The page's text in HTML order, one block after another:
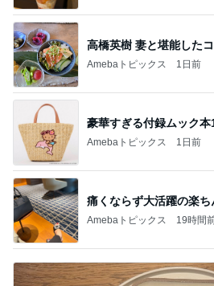
高橋英樹 妻と堪能した
Amebaトピックス 1日前
豪華すぎる付録ムック本
Amebaトピックス 1日前
痛くならず大活躍の楽ち
Amebaトピックス 19時間